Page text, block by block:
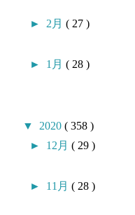
► 2月( 27 )
► 1月( 28 )
▼ 2020( 358 )
► 12月( 29 )
► 11月( 28 )